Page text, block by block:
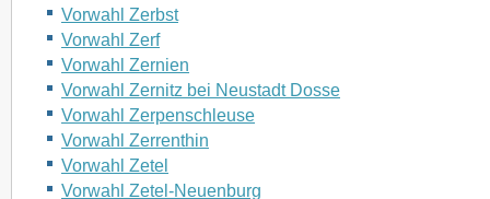
Vorwahl Zerbst
Vorwahl Zerf
Vorwahl Zernien
Vorwahl Zernitz bei Neustadt Dosse
Vorwahl Zerpenschleuse
Vorwahl Zerrenthin
Vorwahl Zetel
Vorwahl Zetel-Neuenburg